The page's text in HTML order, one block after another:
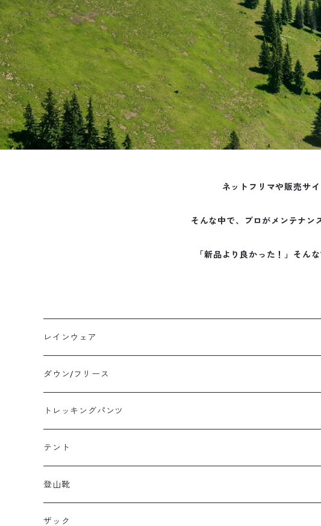
ネットフリマや販売サ
そんな中で、プロがメンテナン
「新品より良かった！」そん
レインウェア
メンズレインウェア
レディースレインウェア
キッズレインウェア
ダウン/フリース
メンズ ダウン/フリース
レディース ダウン/フリース
キッズ ダウン/フリース
トレッキングパンツ
メンズトレッキングパンツ
レディーストレッキングパンツ
テント
キャンプテント
タープ
登山靴
メンズ登山靴
ザック